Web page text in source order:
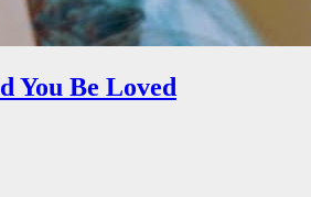
You Be Loved